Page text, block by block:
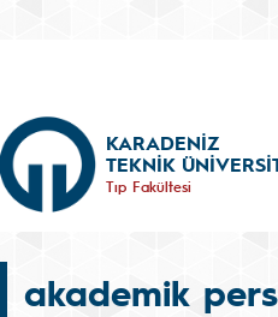
KARADENİZ
TEKNİK
Tıp Fakültesi
akademik